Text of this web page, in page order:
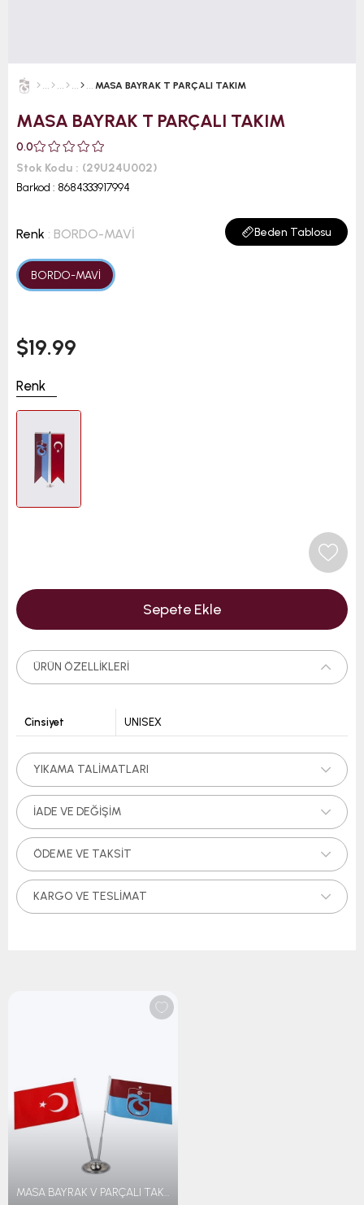
MASA BAYRAK T PARÇALI TAKIM
MASA BAYRAK T PARÇALI TAKIM
0.0
Stok Kodu
(29U24U002)
Barkod : 8684333917994
Renk Beden Tablosu
: BORDO-MAVİ
BORDO-MAVİ
$19.99
Renk
ÜRÜN ÖZELLIKLERI
Cinsiyet UNISEX
YIKAMA TALIMATLARI
İADE VE DEĞIŞIM
ÖDEME VE TAKSIT
KARGO VE TESLIMAT
MASA BAYRAK V PARÇALI TAKIM